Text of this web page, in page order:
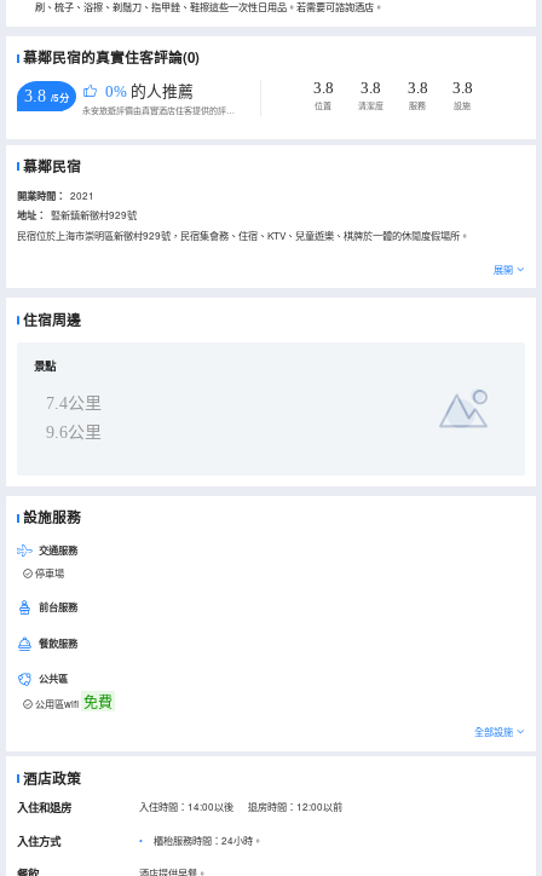
刷、梳子、浴擦、剃鬚刀、指甲銼、鞋擦這些一次性日用品。若需要可諮詢酒店。
慕鄰民宿的真實住客評論(0)
3.8 /5分 0% 的人推薦
永安旅遊評價由真實酒店住客提供的評價。
3.8
位置
3.8
清潔度
3.8
服務
3.8
設施
慕鄰民宿
開業時間： 2021
地址：
豎新鎮新徵村929號
民宿位於上海市崇明區新徵村929號，民宿集會務、住宿、KTV、兒童遊樂、棋牌於一體的休閒度假場所。
展開
住宿周邊
景點
7.4公里
9.6公里
設施服務
交通服務
停車場
前台服務
餐飲服務
公共區
公用區wifi 免費
全部設施
酒店政策
入住和退房 入住時間：14:00以後 退房時間：12:00以前
入住方式 櫃枱服務時間：24小時。
酒店提供早餐。